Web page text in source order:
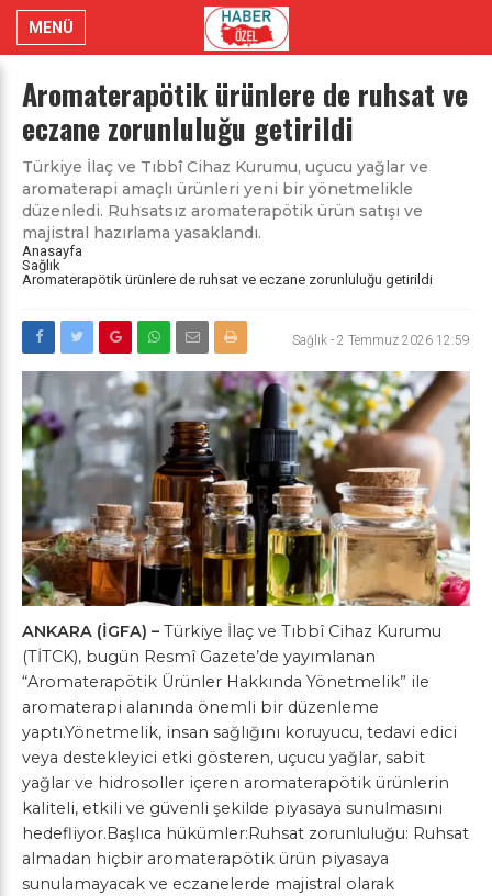
MENÜ
Aromaterapötik ürünlere de ruhsat ve
eczane zorunluluğu getirildi
Türkiye İlaç ve Tıbbî Cihaz Kurumu, uçucu yağlar ve
aromaterapi amaçlı ürünleri yeni bir yönetmelikle
düzenledi. Ruhsatsız aromaterapötik ürün satışı ve
majistral hazırlama yasaklandı.
Anasayfa
Sağlık
Aromaterapötik ürünlere de ruhsat ve eczane zorunluluğu getirildi
Sağlık - 2 Temmuz 2026 12:59
ANKARA (İGFA) – Türkiye İlaç ve Tıbbî Cihaz Kurumu
(TİTCK), bugün Resmî Gazete’de yayımlanan
“Aromaterapötik Ürünler Hakkında Yönetmelik” ile
aromaterapi alanında önemli bir düzenleme
yaptı.Yönetmelik, insan sağlığını koruyucu, tedavi edici
veya destekleyici etki gösteren, uçucu yağlar, sabit
yağlar ve hidrosoller içeren aromaterapötik ürünlerin
kaliteli, etkili ve güvenli şekilde piyasaya sunulmasını
hedefliyor.Başlıca hükümler:Ruhsat zorunluluğu: Ruhsat
almadan hiçbir aromaterapötik ürün piyasaya
sunulamayacak ve eczanelerde majistral olarak